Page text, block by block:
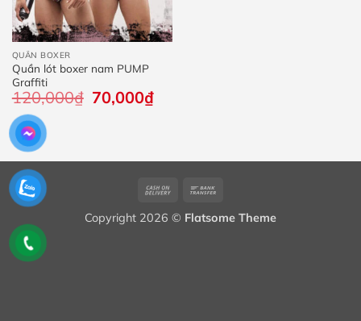
QUẦN BOXER
Quần lót boxer nam PUMP
Graffiti
120,000₫ Giá
gốc
70,000₫Giá
hiện
Cash
Delivery
Copyright 2026 © Flatsome Theme